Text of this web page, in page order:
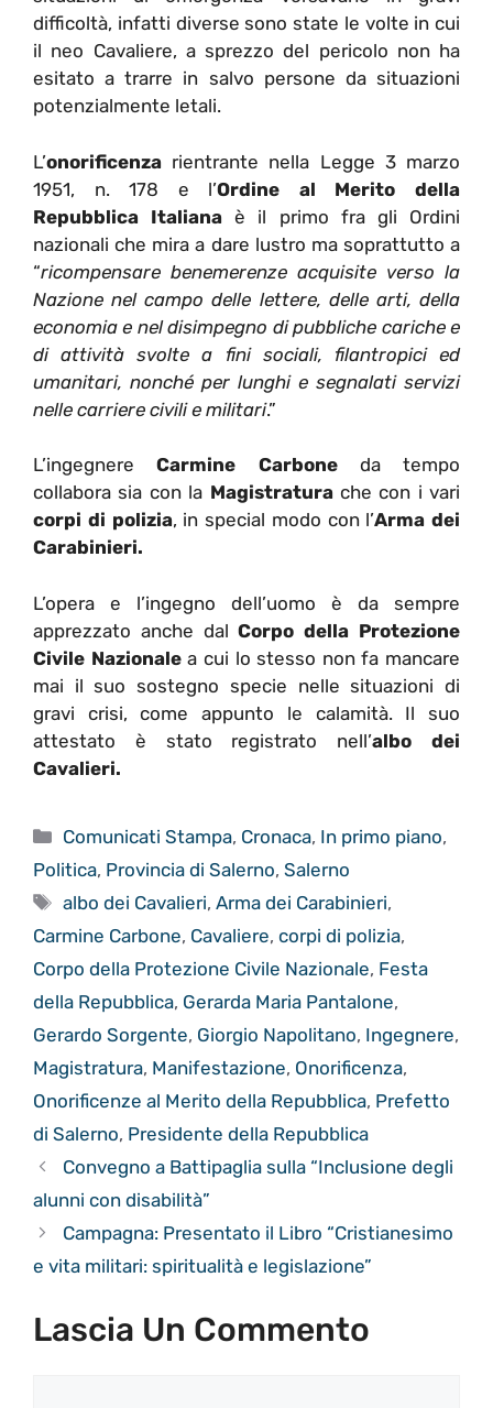
difficoltà, infatti diverse sono state le volte in cui
il neo Cavaliere, a sprezzo del pericolo non ha
esitato a trarre in salvo persone da situazioni
potenzialmente letali.
L’onorificenza rientrante nella Legge 3 marzo
1951, n. 178 e l’Ordine al Merito della
Repubblica Italiana è il primo fra gli Ordini
nazionali che mira a dare lustro ma soprattutto a
“ricompensare benemerenze acquisite verso la
Nazione nel campo delle lettere, delle arti, della
economia e nel disimpegno di pubbliche cariche e
di attività svolte a fini sociali, filantropici ed
umanitari, nonché per lunghi e segnalati servizi
nelle carriere civili e militari.”
L’ingegnereCarmine Carboneda tempo
collabora sia con la Magistraturache con i vari
corpi di polizia, in special modo con l’Arma dei
Carabinieri.
L’opera e l’ingegno dell’uomo è da sempre
apprezzato anche dalCorpo della Protezione
Civile Nazionalea cui lo stesso non fa mancare
mai il suo sostegno specie nelle situazioni di
gravi crisi, come appunto le calamità. Il suo
attestato è stato registrato nell’albo dei
Cavalieri.
Categorie
Comunicati Stampa, Cronaca, In primo piano,
Politica, Provincia di Salerno, Salerno
Tag
albo dei Cavalieri,Arma dei Carabinieri,
Carmine Carbone, Cavaliere, corpi di polizia,
Corpo della Protezione Civile Nazionale, Festa
della Repubblica, Gerarda Maria Pantalone,
Gerardo Sorgente, Giorgio Napolitano, Ingegnere,
Magistratura, Manifestazione, Onorificenza,
Onorificenze al Merito della Repubblica, Prefetto
di Salerno, Presidente della Repubblica
Convegno a Battipaglia sulla “Inclusione degli
alunni con disabilità”
Campagna: Presentato il Libro “Cristianesimo
e vita militari: spiritualità e legislazione”
Lascia Un Commento